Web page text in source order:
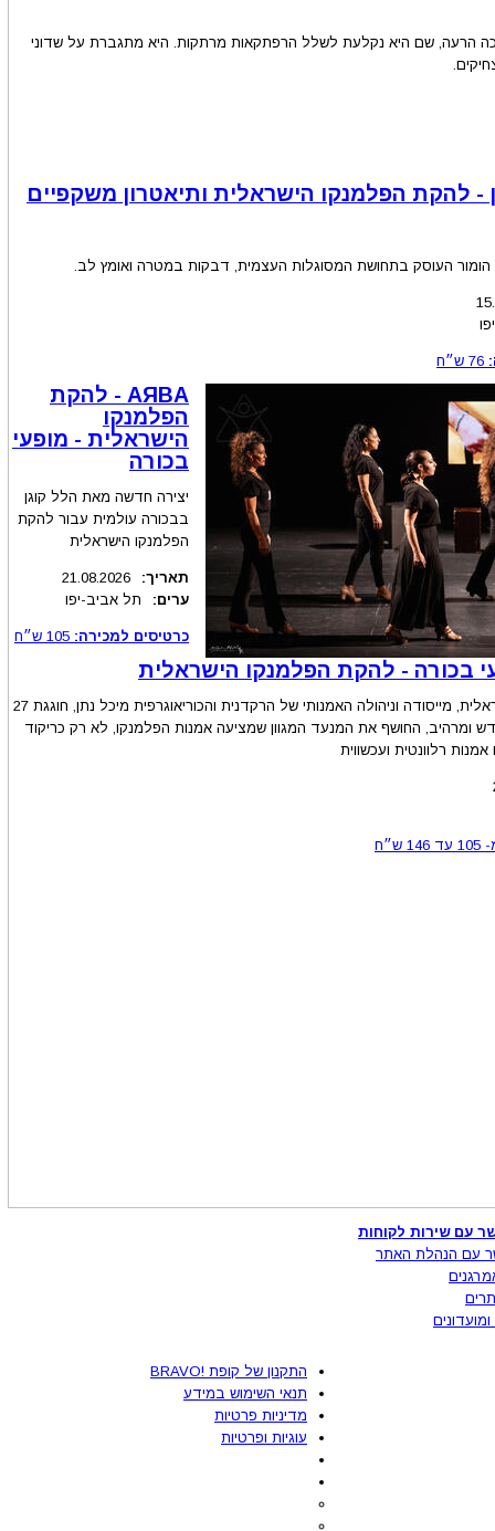
הרעה, שם היא נקלעת לשלל הרפתקאות מרתקות. היא מתגברת על שדוני
- להקת הפלמנקו הישראלית ותיאטרון משקפיים
העוסק בתחושת המסוגלות העצמית, דבקות במטרה ואומץ לב.
76 ש״ח
AЯBA - להקת
הפלמנקו
הישראלית - מופעי
בכורה
יצירה חדשה מאת הלל קוגן
בבכורה עולמית עבור להקת
הפלמנקו הישראלית
תאריך:
21.08.2026
ערים:
תל אביב-יפו
כרטיסים למכירה: 105 ש״ח
בכורה - להקת הפלמנקו הישראלית
להקת הפלמנקו הישראלית, מייסודה וניהולה האמנותי של הרקדנית והכוריאוגרפית מיכל נתן, חוגגת 27
ומרהיב, החושף את המנעד המגוון שמציעה אמנות הפלמנקו, לא רק כריקוד
רלוונטית ועכשווית
105 עד 146 ש״ח
עם שירות לקוחות
עם הנהלת האתר
התקנון של קופת !BRAVO
תנאי השימוש במידע
מדיניות פרטיות
עוגיות ופרטיות